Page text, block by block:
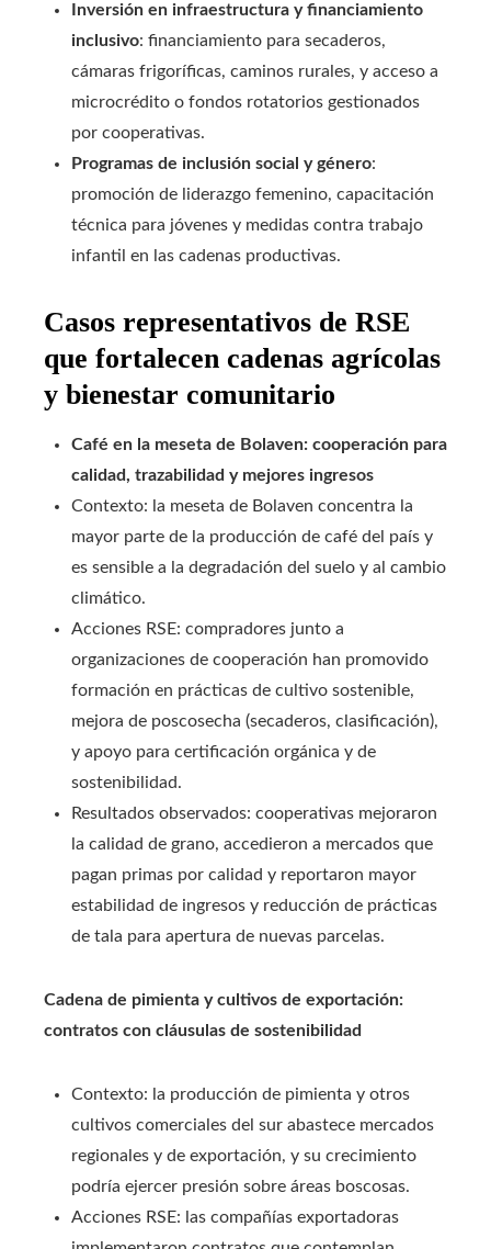
Inversión en infraestructura y financiamiento
inclusivo: financiamiento para secaderos,
cámaras frigoríficas, caminos rurales, y acceso a
microcrédito o fondos rotatorios gestionados
por cooperativas.
Programas de inclusión social y género:
promoción de liderazgo femenino, capacitación
técnica para jóvenes y medidas contra trabajo
infantil en las cadenas productivas.
Casos representativos de RSE
que fortalecen cadenas agrícolas
y bienestar comunitario
Café en la meseta de Bolaven: cooperación para
calidad, trazabilidad y mejores ingresos
Contexto: la meseta de Bolaven concentra la
mayor parte de la producción de café del país y
es sensible a la degradación del suelo y al cambio
climático.
Acciones RSE: compradores junto a
organizaciones de cooperación han promovido
formación en prácticas de cultivo sostenible,
mejora de poscosecha (secaderos, clasificación),
y apoyo para certificación orgánica y de
sostenibilidad.
Resultados observados: cooperativas mejoraron
la calidad de grano, accedieron a mercados que
pagan primas por calidad y reportaron mayor
estabilidad de ingresos y reducción de prácticas
de tala para apertura de nuevas parcelas.
Cadena de pimienta y cultivos de exportación:
contratos con cláusulas de sostenibilidad
Contexto: la producción de pimienta y otros
cultivos comerciales del sur abastece mercados
regionales y de exportación, y su crecimiento
podría ejercer presión sobre áreas boscosas.
Acciones RSE: las compañías exportadoras